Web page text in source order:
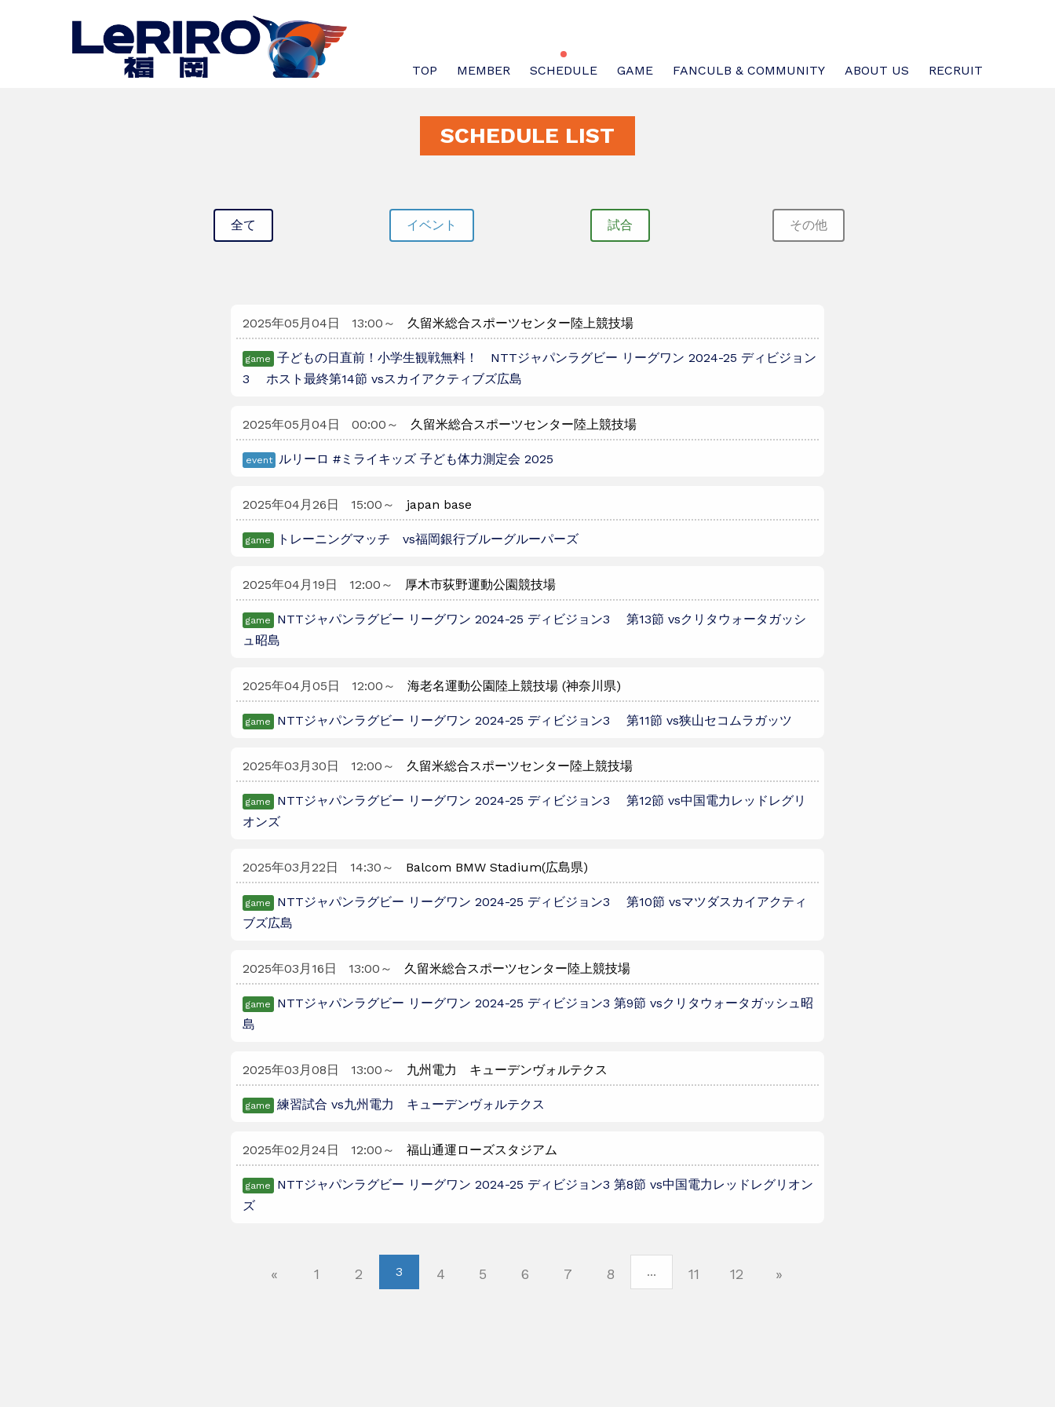
TOP MEMBER SCHEDULE GAME FANCULB & COMMUNITY ABOUT US RECRUIT
SCHEDULE LIST
全て イベント 試合 その他
2025年05月04日 13:00 ～ 久留米総合スポーツセンター陸上競技場
game
子どもの日直前！小学生観戦無料！ NTTジャパンラグビー リーグワン 2024-25 ディビジョン
3 ホスト最終第14節 vsスカイアクティブズ広島
2025年05月04日 00:00 ～ 久留米総合スポーツセンター陸上競技場
event ルリーロ #ミライキッズ 子ども体力測定会 2025
2025年04月26日 15:00 ～ japan base
game トレーニングマッチ vs福岡銀行ブルーグルーパーズ
2025年04月19日 12:00 ～ 厚木市荻野運動公園競技場
game
NTTジャパンラグビー リーグワン 2024-25 ディビジョン3 第13節 vsクリタウォータガッシ
ュ昭島
2025年04月05日 12:00 ～ 海老名運動公園陸上競技場 (神奈川県)
game NTTジャパンラグビー リーグワン 2024-25 ディビジョン3 第11節 vs狭山セコムラガッツ
2025年03月30日 12:00 ～ 久留米総合スポーツセンター陸上競技場
game
NTTジャパンラグビー リーグワン 2024-25 ディビジョン3 第12節 vs中国電力レッドレグリ
オンズ
2025年03月22日 14:30 ～ Balcom BMW Stadium(広島県)
game
NTTジャパンラグビー リーグワン 2024-25 ディビジョン3 第10節 vsマツダスカイアクティ
ブズ広島
2025年03月16日 13:00 ～ 久留米総合スポーツセンター陸上競技場
game
NTTジャパンラグビー リーグワン 2024-25 ディビジョン3 第9節 vsクリタウォータガッシュ昭
島
2025年03月08日 13:00 ～ 九州電力 キューデンヴォルテクス
game 練習試合 vs九州電力 キューデンヴォルテクス
2025年02月24日 12:00 ～ 福山通運ローズスタジアム
game
NTTジャパンラグビー リーグワン 2024-25 ディビジョン3 第8節 vs中国電力レッドレグリオン
ズ
« 1 2 3 4 5 6 7 8 ... 11 12 »